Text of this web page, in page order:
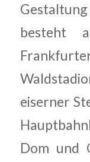
besteht
eiserner
Dom und